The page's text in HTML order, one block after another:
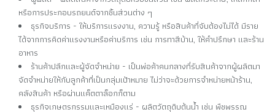
หรือการประกอบรถยนต์จากชิ้นส่วนต่าง ๆ
ธุรกิจบริการ - ให้บริการแรงงาน, ความรู้ หรือสินค้าที่จับต้องไม่ได้ มีราย
ได้จากการคิดค่าแรงงานหรือค่าบริการ เช่น การทาสีบ้าน, ให้คำปรึกษา และร้าน
อาหาร
ร้านค้าปลีกและผู้จัดจำหน่าย - เป็นพ่อค้าคนกลางที่รับสินค้าจากผู้ผลิตมา
จัดจำหน่ายให้กับลูกค้าที่เป็นกลุ่มเป้าหมาย ไม่ว่าจะด้วยการจำหน่ายหน้าร้าน,
คลังสินค้า หรือผ่านแค็ตตาล็อกก็ตาม
ธุรกิจเกษตรกรรมและเหมืองแร่ - ผลิตวัตถุดิบต้นน้ำ เช่น พืชพรรณ